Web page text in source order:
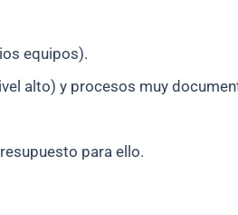
equipos).
alto) y procesos muy
para ello.